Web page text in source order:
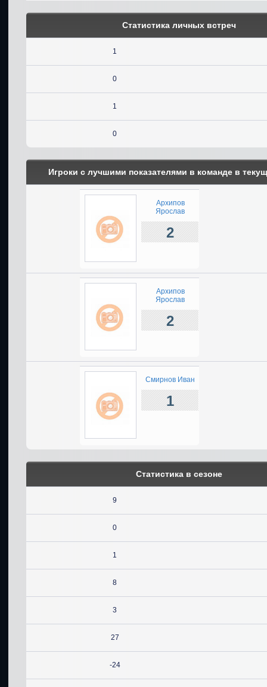
Статистика личных встреч
1
0
1
0
Игроки с лучшими показателями в команде в
Архипов
Ярослав
2
Архипов
Ярослав
2
Смирнов Иван
1
Статистика в сезоне
9
0
1
8
3
27
-24